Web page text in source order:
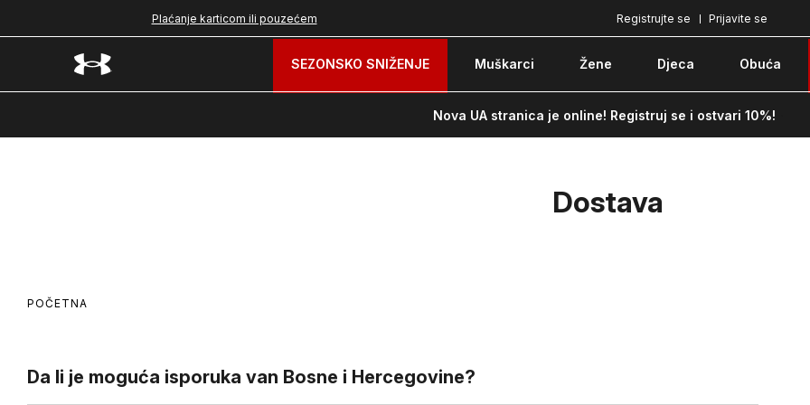
Plaćanje karticom ili pouzećem Pozovite nas na: 051/490-130 Besplatna
Prijavite se
Registrujte se
SEZONSKO SNIŽENJE Muškarci Žene Djeca Obuća
Nova UA stranica je online! Registruj se i ostvari 10%!
Dostava
POČETNA
Da li je moguća isporuka van Bosne i Hercegovine?